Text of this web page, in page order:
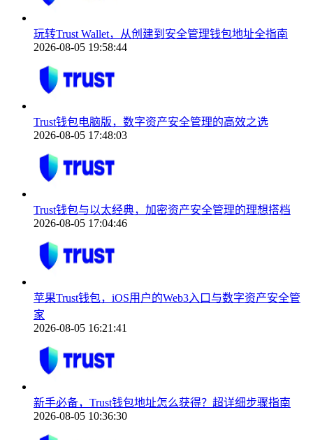
玩转Trust Wallet，从创建到安全管理钱包地址全指南
2026-08-05 19:58:44
Trust钱包电脑版，数字资产安全管理的高效之选
2026-08-05 17:48:03
Trust钱包与以太经典，加密资产安全管理的理想搭档
2026-08-05 17:04:46
苹果Trust钱包，iOS用户的Web3入口与数字资产安全管
家
2026-08-05 16:21:41
新手必备，Trust钱包地址怎么获得？超详细步骤指南
2026-08-05 10:36:30